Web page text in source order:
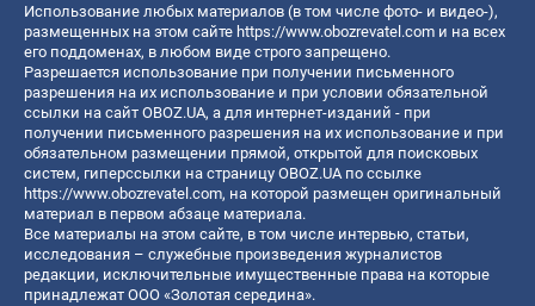
Использование любых материалов (в том числе фото- и видео-),
размещенных на этом сайте https://www.obozrevatel.com и на всех
его поддоменах, в любом виде строго запрещено.
Разрешается использование при получении письменного
разрешения на их использование и при условии обязательной
ссылки на сайт OBOZ.UA, а для интернет-изданий - при
получении письменного разрешения на их использование и при
обязательном размещении прямой, открытой для поисковых
систем, гиперссылки на страницу OBOZ.UA по ссылке
https://www.obozrevatel.com, на которой размещен оригинальный
материал в первом абзаце материала.
Все материалы на этом сайте, в том числе интервью, статьи,
исследования – служебные произведения журналистов
редакции, исключительные имущественные права на которые
принадлежат ООО «Золотая середина».